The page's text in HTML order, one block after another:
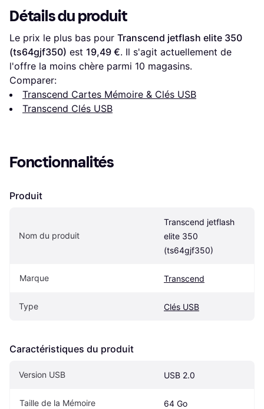
Détails du produit
Le prix le plus bas pour Transcend jetflash elite 350
(ts64gjf350) est 19,49 €. Il s'agit actuellement de
l'offre la moins chère parmi 10 magasins.
Comparer:
Transcend Cartes Mémoire & Clés USB
Transcend Clés USB
Fonctionnalités
Produit
Nom du produit
Transcend jetflash
elite 350
(ts64gjf350)
Marque Transcend
Type Clés USB
Caractéristiques du produit
Version USB USB 2.0
Taille de la Mémoire 64 Go